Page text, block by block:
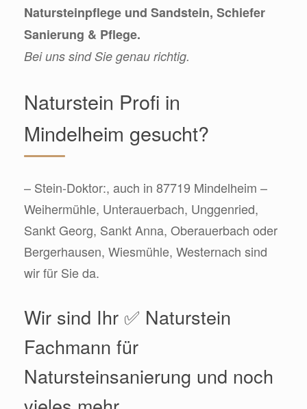
Natursteinpflege und Sandstein, Schiefer
Sanierung & Pflege.
Bei uns sind Sie genau richtig.
Naturstein Profi in
Mindelheim gesucht?
– Stein-Doktor:, auch in 87719 Mindelheim –
Weihermühle, Unterauerbach, Unggenried,
Sankt Georg, Sankt Anna, Oberauerbach oder
Bergerhausen, Wiesmühle, Westernach sind
wir für Sie da.
Wir sind Ihr ✅ Naturstein
Fachmann für
Natursteinsanierung und noch